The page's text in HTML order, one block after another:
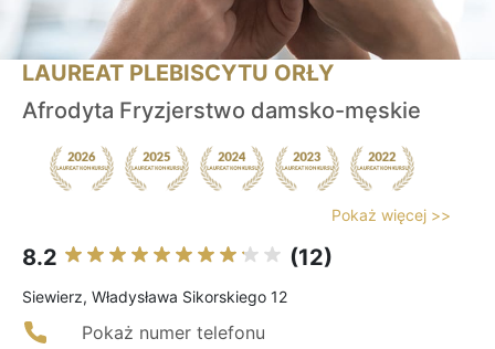
LAUREAT PLEBISCYTU ORŁY
Afrodyta Fryzjerstwo damsko-męskie
Pokaż więcej >>
8.2 (12)
Siewierz, Władysława Sikorskiego 12
Pokaż numer telefonu